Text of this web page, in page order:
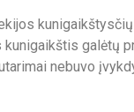
galėtų
nebuvo